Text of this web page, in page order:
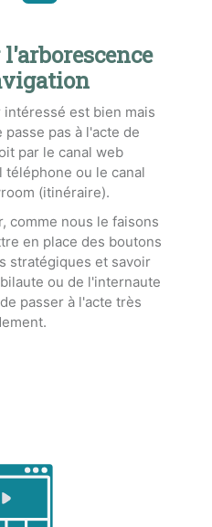
est bien mais
pas à l'acte de
par le canal web
téléphone ou le canal
(itinéraire).
comme nous le faisons
en place des boutons
stratégiques et savoir
ou de l'internaute
passer à l'acte très